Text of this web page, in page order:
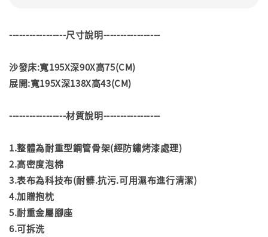
-----------------尺寸說明-----------------
沙發床:寬195X深90X高75(CM)
展開:寬195X深138X高43(CM)
-----------------材質說明-----------------
1.整體為耐重型鋼管骨架(經防鏽烤漆處理)
2.高密度泡棉
3.表布為科技布(耐髒.抗污.可用濕布進行清潔)
4.加贈抱枕
5.耐重金屬腳座
6.可拆洗